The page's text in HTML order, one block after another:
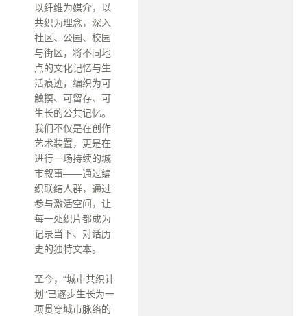
以纤维为媒介，以
共织为理念，深入
社区、公园、校园
与街区，将不同地
点的文化记忆与生
活痕迹，编织为可
触摸、可留存、可
生长的公共记忆。
我们不仅是在创作
艺术装置，更是在
进行一场持续的城
市叙事——通过编
织联结人群，通过
参与激活空间，让
每一处织片都成为
记录当下、对话历
史的独特文本。
至今，“城市共织计
划”已逐步生长为一
项贯穿城市脉络的